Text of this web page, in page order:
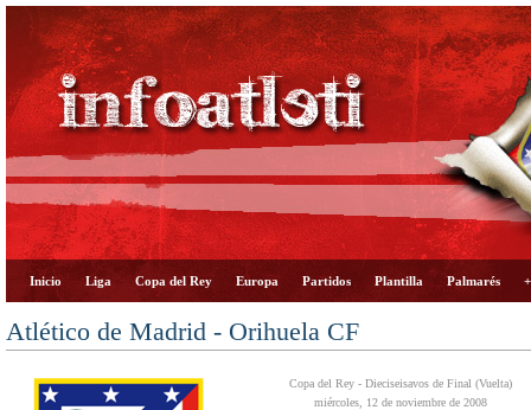
Inicio Liga Copa del Rey Europa Partidos Plantilla Palmarés
Atlético de Madrid - Orihuela CF
Copa del Rey - Dieciseisavos de Final (Vuelta)
miércoles, 12 de noviembre de 2008